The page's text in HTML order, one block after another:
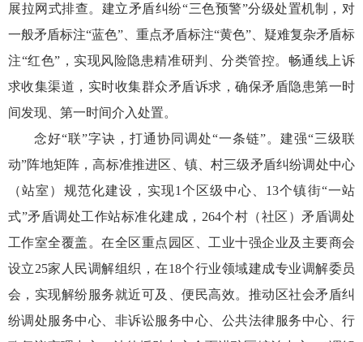
展拉网式排查。建立矛盾纠纷“三色预警”分级处置机制，对
一般矛盾标注“蓝色”、重点矛盾标注“黄色”、疑难复杂矛盾标
注“红色”，实现风险隐患精准研判、分类管控。畅通线上诉
求收集渠道，实时收集群众矛盾诉求，确保矛盾隐患第一时
间发现、第一时间介入处置。
念好“联”字诀，打通协同调处“一条链”。建强“三级联
动”阵地矩阵，高标准推进区、镇、村三级矛盾纠纷调处中心
（站室）规范化建设，实现1个区级中心、13个镇街“一站
式”矛盾调处工作站标准化建成，264个村（社区）矛盾调处
工作室全覆盖。在全区重点园区、工业十强企业及主要商会
设立25家人民调解组织，在18个行业领域建成专业调解委员
会，实现解纷服务就近可及、便民高效。推动区社会矛盾纠
纷调处服务中心、非诉讼服务中心、公共法律服务中心、行